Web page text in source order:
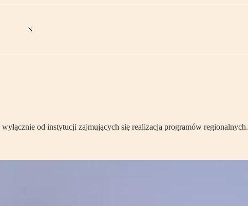
od instytucji zajmujących się realizacją programów regionalnych.